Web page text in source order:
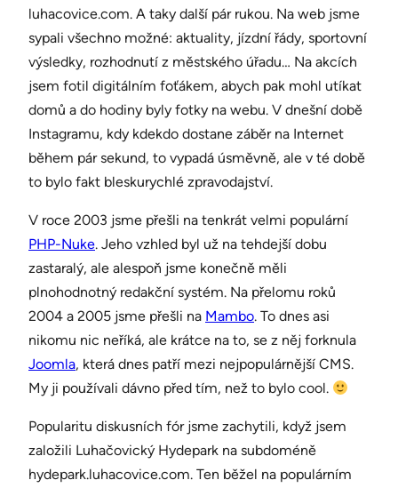
luhacovice.com. A taky další pár rukou. Na web jsme
sypali všechno možné: aktuality, jízdní řády, sportovní
výsledky, rozhodnutí z městského úřadu… Na akcích
jsem fotil digitálním foťákem, abych pak mohl utíkat
domů a do hodiny byly fotky na webu. V dnešní době
Instagramu, kdy kdekdo dostane záběr na Internet
během pár sekund, to vypadá úsměvně, ale v té době
to bylo fakt bleskurychlé zpravodajství.
V roce 2003 jsme přešli na tenkrát velmi populární
PHP-Nuke. Jeho vzhled byl už na tehdejší dobu
zastaralý, ale alespoň jsme konečně měli
plnohodnotný redakční systém. Na přelomu roků
2004 a 2005 jsme přešli na Mambo. To dnes asi
nikomu nic neříká, ale krátce na to, se z něj forknula
Joomla, která dnes patří mezi nejpopulárnější CMS.
My ji používali dávno před tím, než to bylo cool.
Popularitu diskusních fór jsme zachytili, když jsem
založili Luhačovický Hydepark na subdoméně
hydepark.luhacovice.com. Ten běžel na populárním